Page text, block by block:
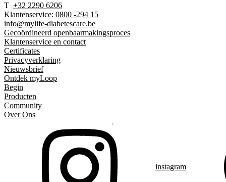
T +32 2290 6206
Klantenservice: 0800 -294 15
info@mylife-diabetescare.be
Gecoördineerd openbaarmakingsproces
Klantenservice en contact
Certificates
Privacyverklaring
Nieuwsbrief
Ontdek myLoop
Begin
Producten
Community
Over Ons
instagram